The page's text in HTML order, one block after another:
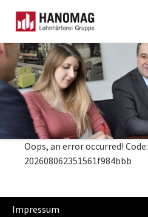
Skip
to
main
content
Oops, an error occurred! Code:
202608062351561f984bbb
Impressum